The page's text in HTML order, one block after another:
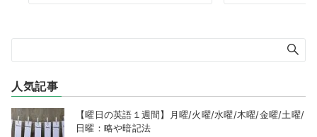
人気記事
【曜日の英語１週間】月曜/火曜/水曜/木曜/金曜/土曜/
日曜：略や暗記法